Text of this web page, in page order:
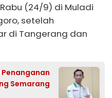
(24/9) di Muladi
setelah
di Tangerang dan
Semarang